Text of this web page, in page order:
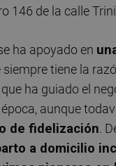
146 de la calle
ha apoyado en
siempre tiene la
ha guiado el
aunque
de fidelización.
a domicilio